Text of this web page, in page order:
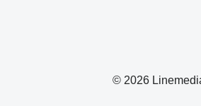
© 2026